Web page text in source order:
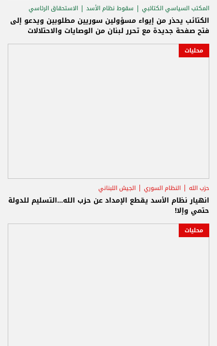
المكتب السياسي الكتائبي سقوط نظام الأسد الاستحقاق الرئاسي
الكتائب يحذر من إيواء مسؤولين سوريين مطلوبين ويدعو إلى
فتح صفحة جديدة مع تحرر لبنان من الوصايات والاحتلالات
محليات
حزب الله النظام السوري الجيش اللبناني
انهيار نظام الأسد يقطع الإمداد عن حزب الله...التسليم للدولة
حتمي وإلا!
محليات